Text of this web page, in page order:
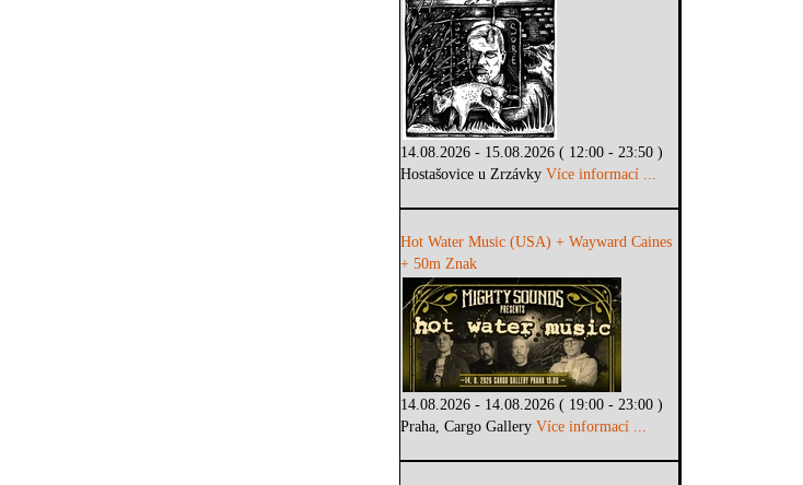
14.08.2026 - 15.08.2026 ( 12:00 - 23:50 )
Hostašovice u ZrzávkyVíce informací ...
Hot Water Music (USA) + Wayward Caines
+ 50m Znak
14.08.2026 - 14.08.2026 ( 19:00 - 23:00 )
Praha, Cargo GalleryVíce informací ...